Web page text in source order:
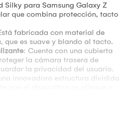
Silky para Samsung Galaxy Z
que combina protección, tacto
fabricada con material de
es suave y blando al tacto.
: Cuenta con una cubierta
la cámara trasera de
la privacidad del usuario.
innovadora estructura dividida